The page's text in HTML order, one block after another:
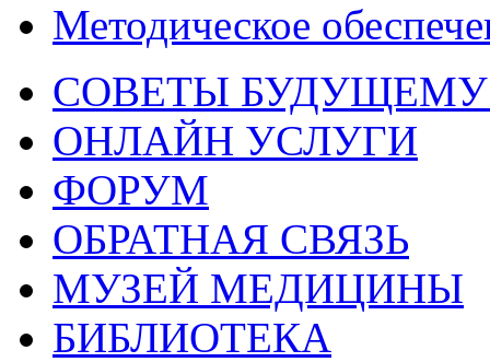
Методическое
СОВЕТЫ
ОНЛАЙН УСЛУГИ
ФОРУМ
ОБРАТНАЯ СВЯЗЬ
МУЗЕЙ МЕДИЦИНЫ
БИБЛИОТЕКА